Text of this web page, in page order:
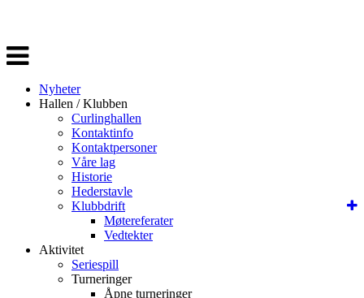
Veksle
navigasjon
Nyheter
Hallen / Klubben
Curlinghallen
Kontaktinfo
Kontaktpersoner
Våre lag
Historie
Hederstavle
Klubbdrift
Møtereferater
Vedtekter
Aktivitet
Seriespill
Turneringer
Åpne turneringer